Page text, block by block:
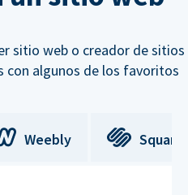
sitio web o creador de sitios
con algunos de los favoritos
Weebly